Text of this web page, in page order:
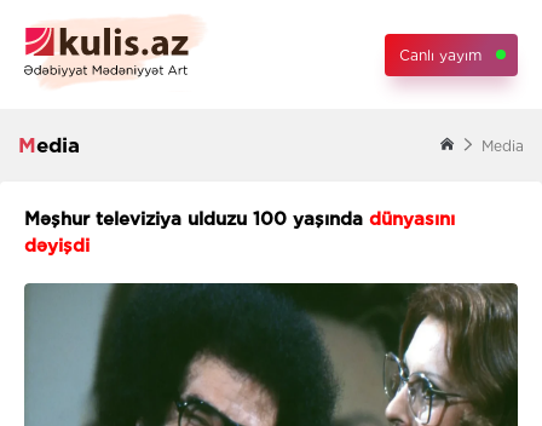
Canlı yayım
Media Media
Məşhur televiziya ulduzu 100 yaşında dünyasını
dəyişdi